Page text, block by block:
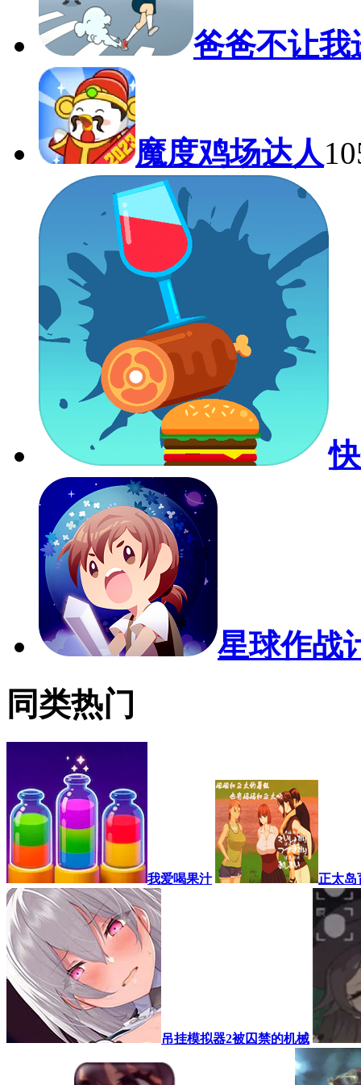
爸爸不让我
魔度鸡场达人
星球作战
同类热门
我爱喝果汁 正太岛
吊挂模拟器2被囚禁的机械